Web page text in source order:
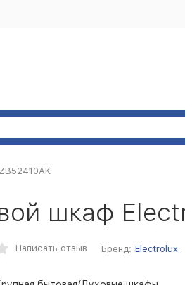
шкаф
Написать отзыв Бренд: Electrolux